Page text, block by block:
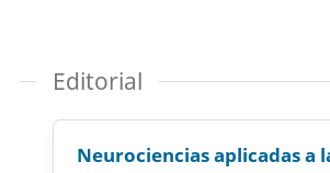
Editorial
Neurociencias aplicadas